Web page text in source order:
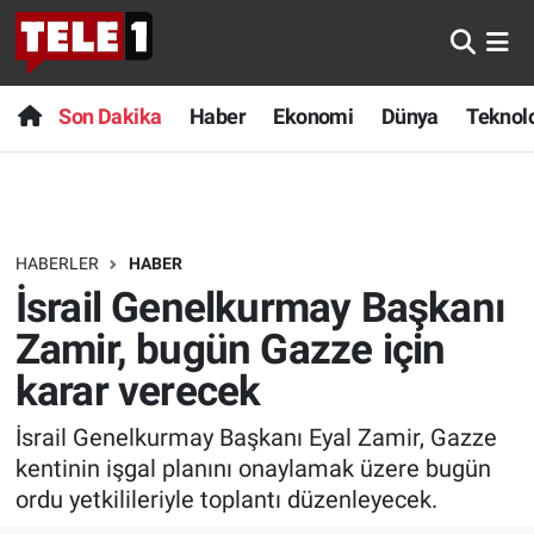
Son Dakika Haber Ekonomi Dünya
HABERLER HABER
İsrail Genelkurmay Başkanı
Zamir, bugün Gazze için
karar verecek
İsrail Genelkurmay Başkanı Eyal Zamir, Gazze
kentinin işgal planını onaylamak üzere bugün
ordu yetkilileriyle toplantı düzenleyecek.
Anında Manşet
Başka Sohbetler
Bilim turu
Bilim ve Teknoloji Evreni
Doğa Konuşuyor
Dünya
Ege Saati
Son Dakika
Haber
Dünya
Teknoloji
Sağlık
Spor
Yayın Akışı
Nöbetçi Eczaneler
Hava Durumu
Trafik Durumu
Süper Lig Puan Durumu ve Fikstür
Tüm Manşetler
Son Dakika Haberleri
Haber Arşivi